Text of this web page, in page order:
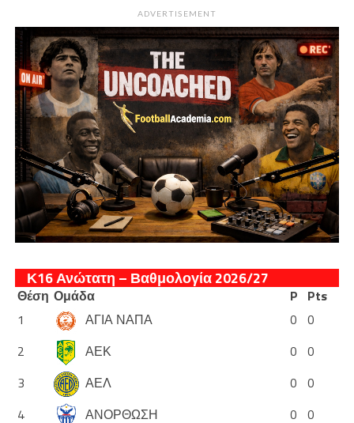
ADVERTISEMENT
Κ16 Ανώτατη – Βαθμολογία 2026/27
Θέση Ομάδα P Pts
1
ΑΓΙΑ ΝΑΠΑ 0 0
2
ΑΕΚ 0 0
3
ΑΕΛ 0 0
4
ΑΝΟΡΘΩΣΗ 0 0